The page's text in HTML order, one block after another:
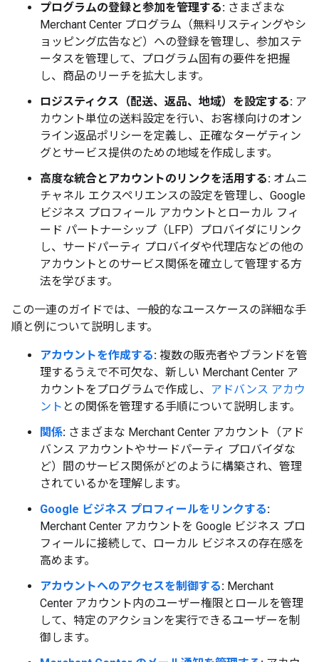
プログラムの登録と参加を管理する: さまざまな
Merchant Center プログラム（無料リスティングやシ
ョッピング広告など）への登録を管理し、参加ステ
ータスを管理して、プログラム固有の要件を把握
し、商品のリーチを拡大します。
ロジスティクス（配送、返品、地域）を設定する: ア
カウント単位の送料設定を行い、お客様向けのオン
ライン返品ポリシーを定義し、正確なターゲティン
グとサービス提供のための地域を作成します。
高度な統合とアカウントのリンクを活用する: オムニ
チャネル エクスペリエンスの設定を管理し、Google
ビジネス プロフィール アカウントとローカル フィ
ード パートナーシップ（LFP）プロバイダにリンク
し、サードパーティ プロバイダや代理店などの他の
アカウントとのサービス関係を確立して管理する方
法を学びます。
この一連のガイドでは、一般的なユースケースの詳細な手
順と例について説明します。
アカウントを作成する: 複数の販売者やブランドを管
理するうえで不可欠な、新しい Merchant Center ア
カウントをプログラムで作成し、 アドバンス アカウ
ント との関係を管理する手順について説明します。
関係: さまざまな Merchant Center アカウント（アド
バンス アカウントやサードパーティ プロバイダな
ど）間のサービス関係がどのように構築され、管理
されているかを理解します。
Google ビジネス プロフィールをリンクする:
Merchant Center アカウントを Google ビジネス プロ
フィールに接続して、ローカル ビジネスの存在感を
高めます。
アカウントへのアクセスを制御する: Merchant
Center アカウント内のユーザー権限とロールを管理
して、特定のアクションを実行できるユーザーを制
御します。